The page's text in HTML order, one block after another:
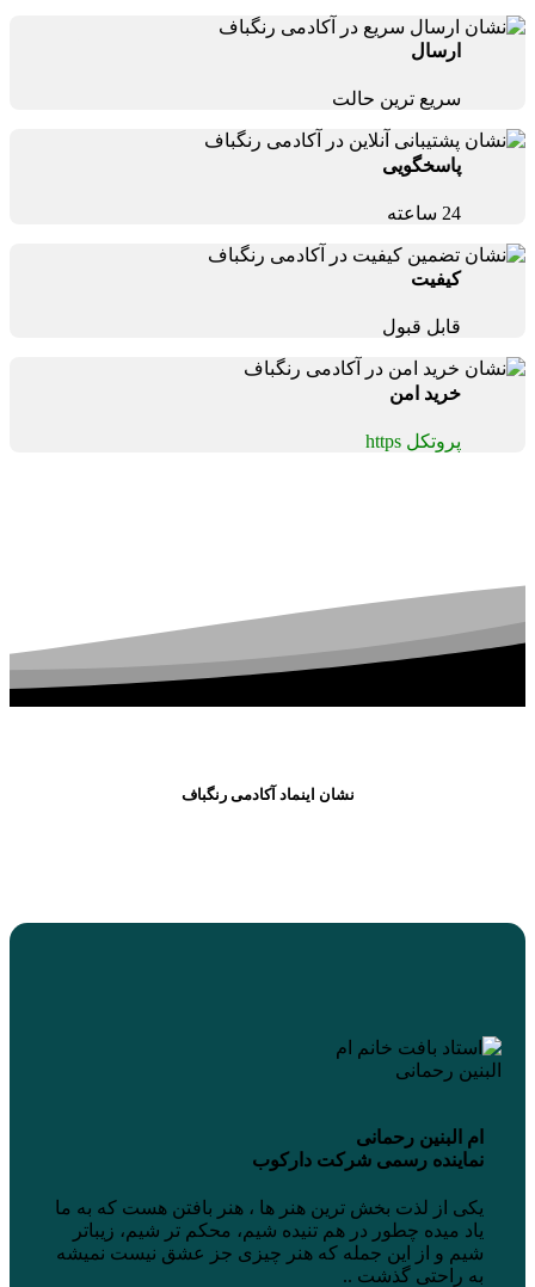
ارسال
سریع ترین حالت
پاسخگویی
24 ساعته
کیفیت
قابل قبول
خرید امن
پروتکل https
نشان اینماد آکادمی رنگباف
ام البنین رحمانی
نماینده رسمی شرکت دارکوب
یکی از لذت بخش ترین هنر ها ، هنر بافتن هست که به ما
یاد میده چطور در هم تنیده شیم، محکم تر شیم، زیباتر
شیم و از این جمله که هنر چیزی جز عشق نیست نمیشه
به راحتی گذشت ..